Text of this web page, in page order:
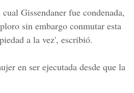
Gissendaner fue condenada,
sin embargo conmutar esta
a la vez', escribió.
en ser ejecutada desde que la